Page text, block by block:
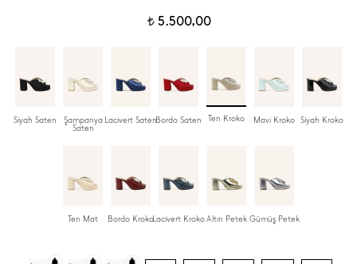
t5.500,00
Siyah Saten Şampanya
Saten
Lacivert SatenBordo Saten Ten Kroko Mavi Kroko Siyah Kroko
Ten Mat Bordo KrokoLacivert KrokoAltın Petek Gümüş Petek